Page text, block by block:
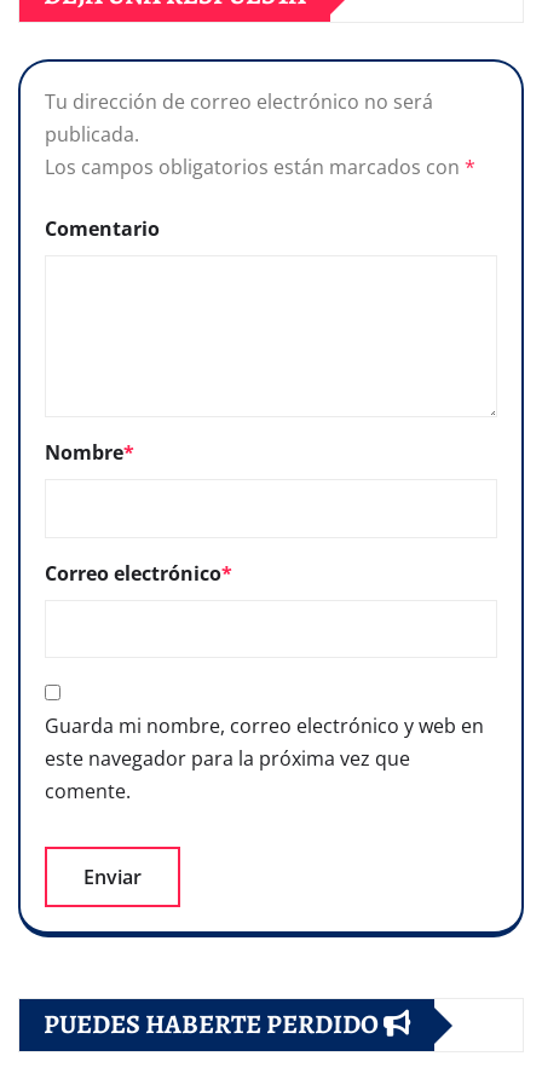
Tu dirección de correo electrónico no será
publicada.
Los campos obligatorios están marcados con *
Comentario
Nombre*
Correo electrónico*
Guarda mi nombre, correo electrónico y web en
este navegador para la próxima vez que
comente.
PUEDES HABERTE PERDIDO